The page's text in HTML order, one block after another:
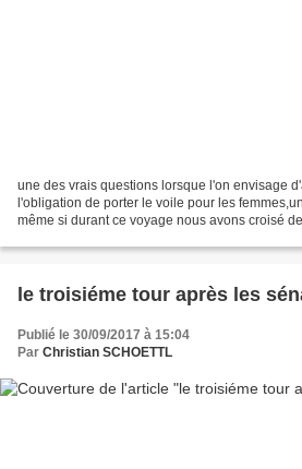
une des vrais questions lorsque l'on envisage
l'obligation de porter le voile pour les
même si durant ce voyage nous avons croisé
le troisiéme tour après les
Publié le 30/09/2017 à 15:04
Par Christian SCHOETTL